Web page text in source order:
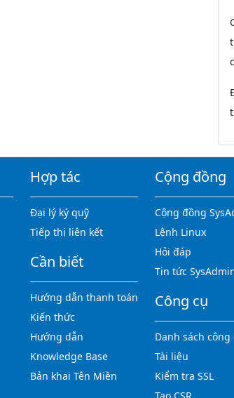
Hợp tác
Đại lý ký quỹ
Tiếp thị liên kết
Cần biết
Hướng dẫn thanh toán
Kiến thức
Hướng dẫn
Knowledge Base
Bản khai Tên Miền
Cộng đồng
Cộng đồng
Lệnh Linux
Hỏi đáp
Tin tức
Công cụ
Danh sách công
Tài liệu
Kiểm tra SSL